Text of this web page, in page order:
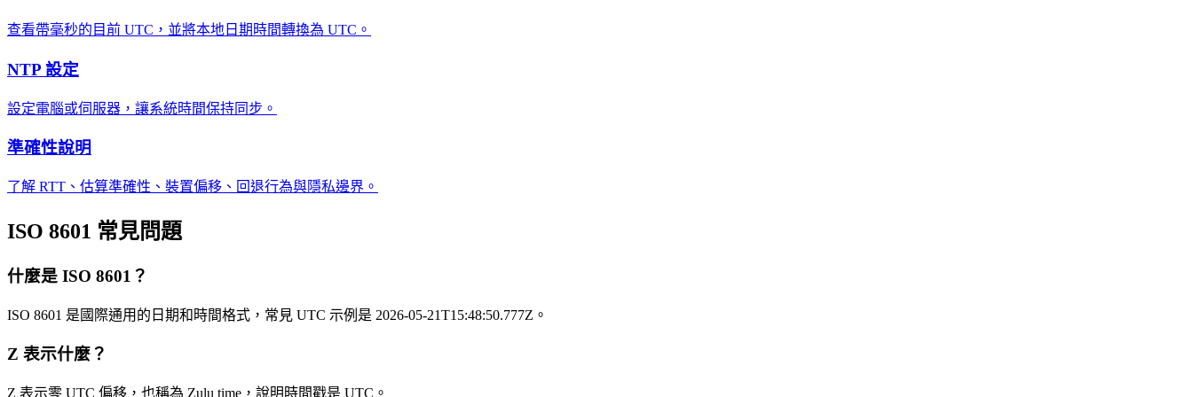
查看帶毫秒的目前 UTC，並將本地日期時間轉換為 UTC。
NTP 設定
設定電腦或伺服器，讓系統時間保持同步。
準確性說明
了解 RTT、估算準確性、裝置偏移、回退行為與隱私邊界。
ISO 8601 常見問題
什麼是 ISO 8601？
ISO 8601 是國際通用的日期和時間格式，常見 UTC 示例是 2026-05-21T15:48:50.777Z。
Z 表示什麼？
Z 表示零 UTC 偏移，也稱為 Zulu time，說明時間戳是 UTC。